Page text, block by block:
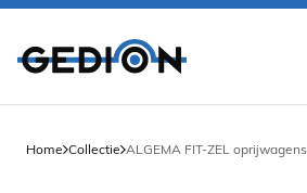
Home Collectie ALGEMA FIT-ZEL